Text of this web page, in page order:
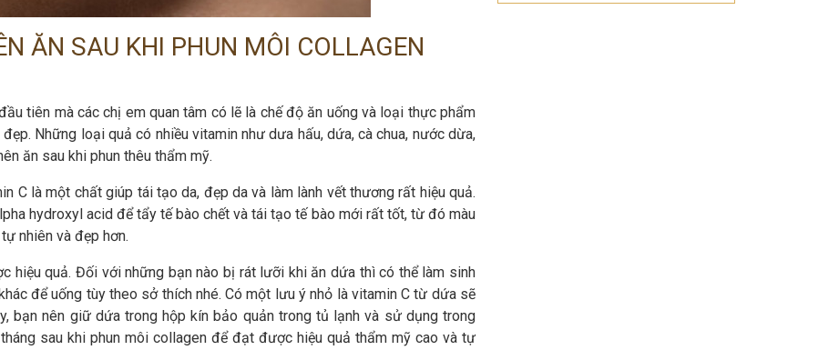
ĂN SAU KHI PHUN MÔI COLLAGEN
tiên mà các chị em quan tâm có lẽ là chế độ ăn uống và loại thực phẩm
Những loại quả có nhiều vitamin như dưa hấu, dứa, cà chua, nước dừa,
ăn sau khi phun thêu thẩm mỹ.
C là một chất giúp tái tạo da, đẹp da và làm lành vết thương rất hiệu quả.
hydroxyl acid để tẩy tế bào chết và tái tạo tế bào mới rất tốt, từ đó màu
nhiên và đẹp hơn.
hiệu quả. Đối với những bạn nào bị rát lưỡi khi ăn dứa thì có thể làm sinh
để uống tùy theo sở thích nhé. Có một lưu ý nhỏ là vitamin C từ dứa sẽ
bạn nên giữ dứa trong hộp kín bảo quản trong tủ lạnh và sử dụng trong
sau khi phun môi collagen để đạt được hiệu quả thẩm mỹ cao và tự